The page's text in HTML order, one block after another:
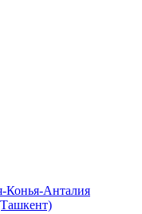
Конья-Анталия